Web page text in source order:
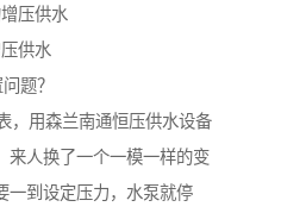
压供水
供水
题？
，用森兰南通恒压供水设备
来人换了一个一模一样的变
一到设定压力，水泵就停